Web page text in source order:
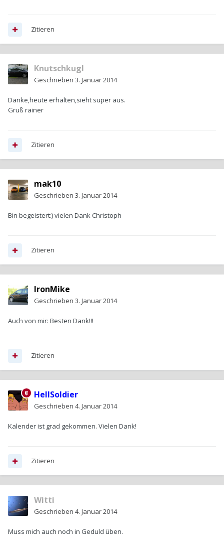
Zitieren
Knutschkugl
Geschrieben 3. Januar 2014
Danke,heute erhalten,sieht super aus.
Gruß rainer
Zitieren
mak10
Geschrieben 3. Januar 2014
Bin begeistert:) vielen Dank Christoph
Zitieren
IronMike
Geschrieben 3. Januar 2014
Auch von mir: Besten Dank!!!
Zitieren
HellSoldier
Geschrieben 4. Januar 2014
Kalender ist grad gekommen. Vielen Dank!
Zitieren
Witti
Geschrieben 4. Januar 2014
Muss mich auch noch in Geduld üben.